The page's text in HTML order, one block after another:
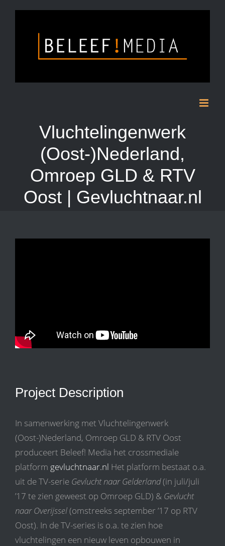
Vluchtelingenwerk
(Oost-)Nederland,
Omroep GLD & RTV
Oost | Gevluchtnaar.nl
Project Description
In samenwerking met Vluchtelingenwerk
(Oost-)Nederland, Omroep GLD & RTV Oost
produceert Beleef! Media het crossmediale
platform gevluchtnaar.nl Het platform bestaat o.a.
uit de TV-serie Gevlucht naar Gelderland(in juli/juli
’17 te zien geweest op Omroep GLD) & Gevlucht
naar Overijssel(omstreeks september ’17 op RTV
Oost). In de TV-series is o.a. te zien hoe
vluchtelingen een nieuw leven opbouwen in